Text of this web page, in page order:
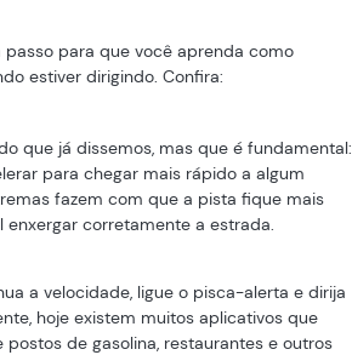
passo para que você aprenda como
estiver dirigindo. Confira:
que já dissemos, mas que é fundamental:
para chegar mais rápido a algum
fazem com que a pista fique mais
corretamente a estrada.
a velocidade, ligue o pisca-alerta e dirija
hoje existem muitos aplicativos que
de gasolina, restaurantes e outros